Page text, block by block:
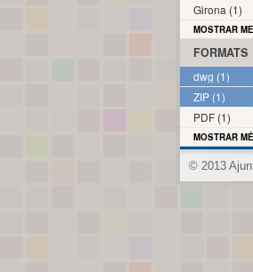
Girona (1)
MOSTRAR
FORMATS
dwg (1)
ZIP (1)
PDF (1)
MOSTRAR
© 2013